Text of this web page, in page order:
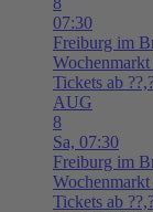
07:30
Freiburg im
Tickets ab
AUG
8
Sa, 07:30
Freiburg im
Tickets ab